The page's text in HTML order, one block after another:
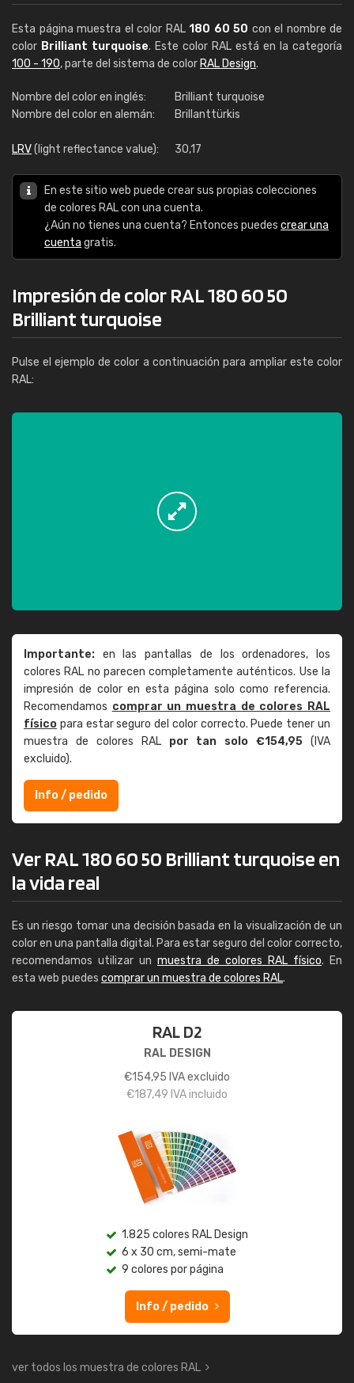
Esta página muestra el color RAL 180 60 50 con el nombre de
color Brilliant turquoise. Este color RAL está en la categoría
100 - 190, parte del sistema de color RAL Design.
Nombre del color en inglés:
Brilliant turquoise
Nombre del color en alemán:
Brillanttürkis
LRV(light reflectance value): 30,17
En este sitio web puede crear sus propias colecciones
de colores RAL con una cuenta.
¿Aún no tienes una cuenta? Entonces puedes crear una
cuenta gratis.
Impresión de color RAL 180 60 50
Brilliant turquoise
Pulse el ejemplo de color a continuación para ampliar este color
RAL:
Importante: en las pantallas de los ordenadores, los
colores RAL no parecen completamente auténticos. Use la
impresión de color en esta página solo como referencia.
Recomendamos comprar un muestra de colores RAL
físico para estar seguro del color correcto. Puede tener un
muestra de colores RAL por tan solo €154,95 (IVA
excluido).
Info / pedido
Ver RAL 180 60 50 Brilliant turquoise en
la vida real
Es un riesgo tomar una decisión basada en la visualización de un
color en una pantalla digital. Para estar seguro del color correcto,
recomendamos utilizar un muestra de colores RAL físico. En
esta web puedes comprar un muestra de colores RAL.
RAL D2
RAL DESIGN
€154,95 IVA excluido
€187,49 IVA incluido
1.825 colores RAL Design
6 x 30 cm, semi-mate
9 colores por página
Info / pedido
ver todos los muestra de colores RAL